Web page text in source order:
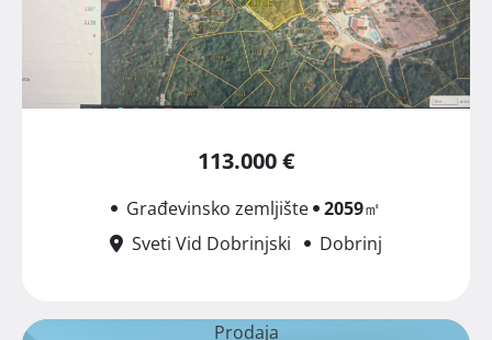
113.000 €
Građevinsko zemljište 2059㎡
Sveti Vid Dobrinjski
Dobrinj
Prodaja